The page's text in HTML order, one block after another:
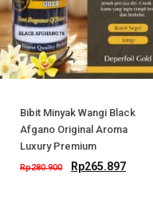
Bibit Minyak Wangi Black
Afgano Original Aroma
Luxury Premium
Rp280.900 Rp265.897